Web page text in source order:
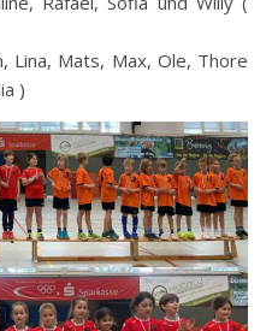
Lina, Mats, Max, Ole, Thore
)